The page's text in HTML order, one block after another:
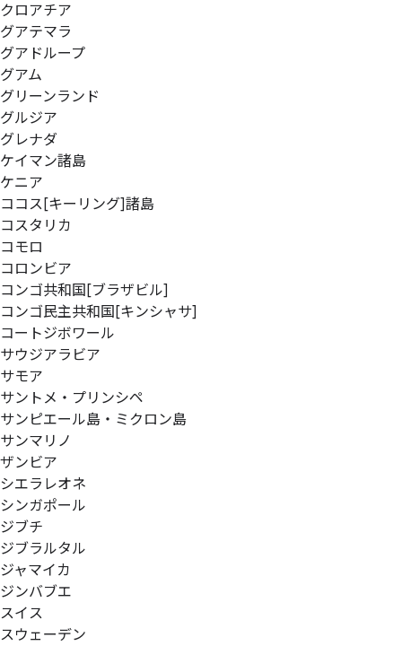
クロアチア
グアテマラ
グアドループ
グアム
グリーンランド
グルジア
グレナダ
ケイマン諸島
ケニア
ココス[キーリング]諸島
コスタリカ
コモロ
コロンビア
コンゴ共和国[ブラザビル]
コンゴ民主共和国[キンシャサ]
コートジボワール
サウジアラビア
サモア
サントメ・プリンシペ
サンピエール島・ミクロン島
サンマリノ
ザンビア
シエラレオネ
シンガポール
ジブチ
ジブラルタル
ジャマイカ
ジンバブエ
スイス
スウェーデン